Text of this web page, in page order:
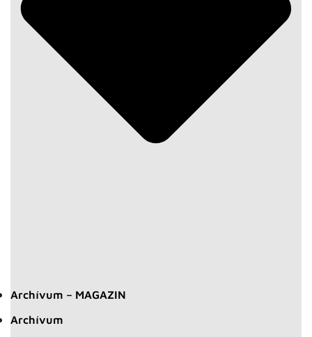
Archívum – MAGAZIN
Archívum